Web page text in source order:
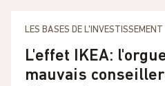
LES BASES DE L'INVESTISSEMENT
L'effet IKEA:
mauvais